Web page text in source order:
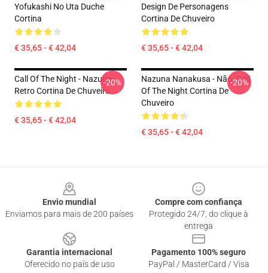
Yofukashi No Uta Duche
Cortina
€ 35,65 - € 42,04
Design De Personagens
Cortina De Chuveiro
€ 35,65 - € 42,04
Call Of The Night - Nazuna
Retro Cortina De Chuveiro
€ 35,65 - € 42,04
-20%
Nazuna Nanakusa - Não. Call
Of The Night Cortina De
Chuveiro
€ 35,65 - € 42,04
-20%
Envio mundial
Enviamos para mais de 200 países
Compre com confiança
Protegido 24/7, do clique à
entrega
Garantia internacional
Oferecido no país de uso
Pagamento 100% seguro
PayPal / MasterCard / Visa